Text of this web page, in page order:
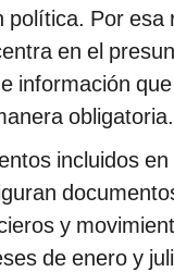
política. Por esa
en el
información
obligatoria.
incluidos en
y
de enero y